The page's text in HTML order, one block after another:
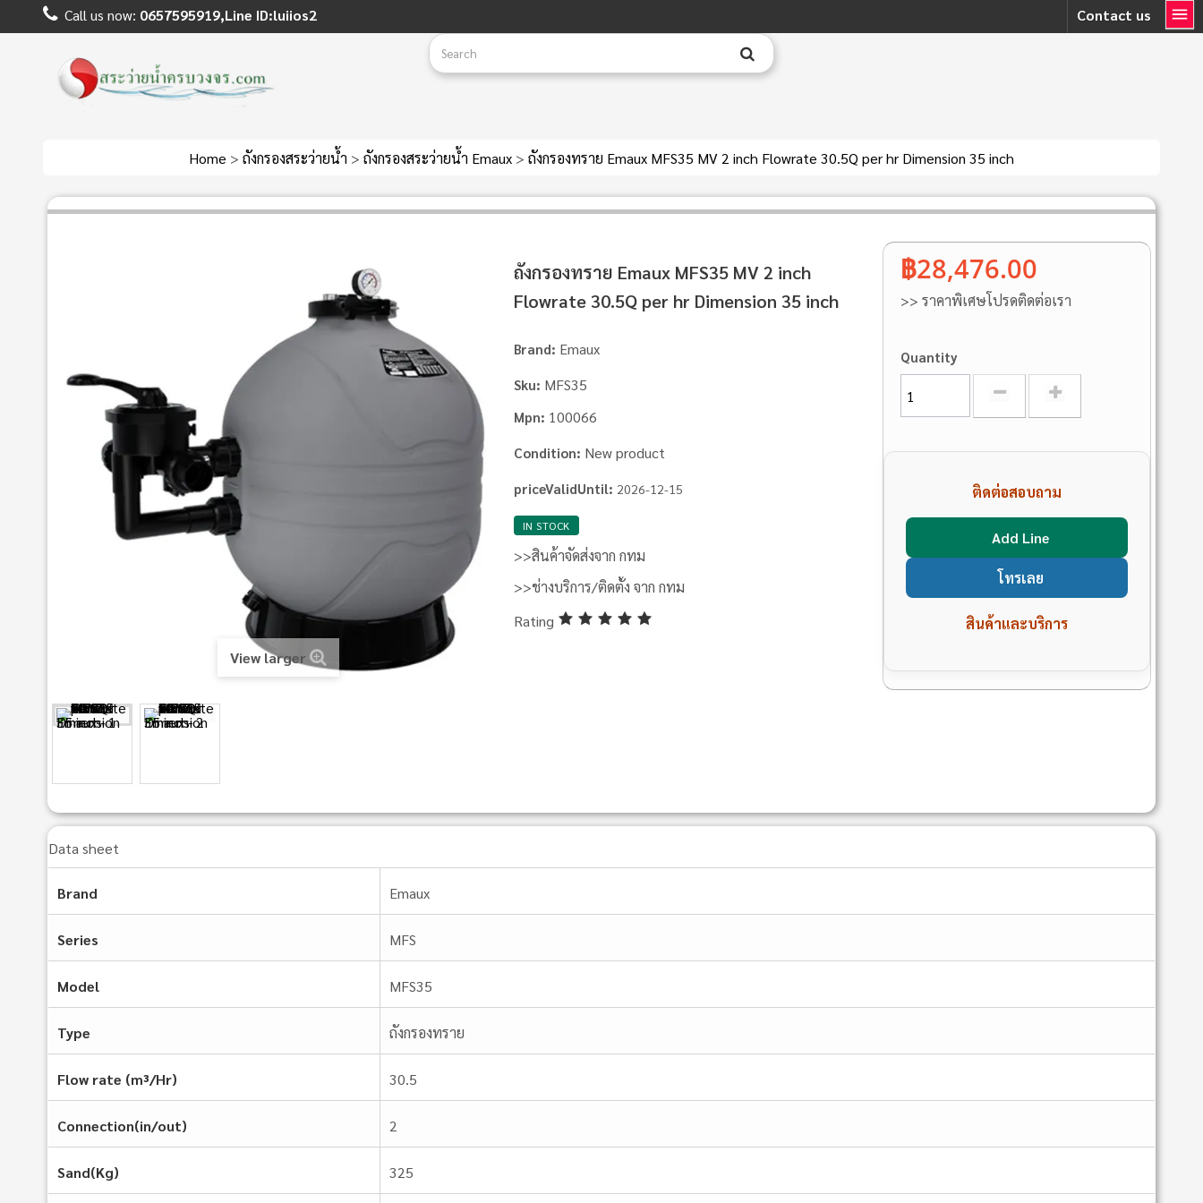
Contact us
Call us now: 0657595919,Line ID:luiios2
Home > ถังกรองสระว่ายน้ำ > ถังกรองสระว่ายน้ำ Emaux > ถังกรองทราย Emaux MFS35 MV 2 inch Flowrate 30.5Q per hr Dimension 35 inch
View larger
ถังกรองทราย Emaux MFS35 MV 2 inch
Flowrate 30.5Q per hr Dimension 35 inch
Brand: Emaux
Sku: MFS35
Mpn: 100066
Condition: New product
priceValidUntil: 2026-12-15
IN STOCK
>>สินค้าจัดส่งจาก กทม
>>ช่างบริการ/ติดตั้ง จาก กทม
Rating
฿28,476.00
>> ราคาพิเศษโปรดติดต่อเรา
Quantity
ติดต่อสอบถาม
Add Line
โทรเลย
สินค้าและบริการ
Data sheet
Brand Emaux
Series MFS
Model MFS35
Type ถังกรองทราย
Flow rate (m³/Hr) 30.5
Connection(in/out) 2
Sand(Kg) 325